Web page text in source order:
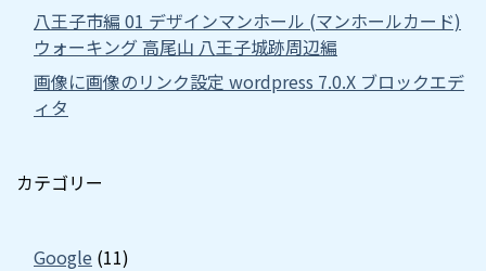
八王子市編 01 デザインマンホール (マンホールカード)
ウォーキング 高尾山 八王子城跡周辺編
画像に画像のリンク設定 wordpress 7.0.X ブロックエデ
ィタ
カテゴリー
Google (11)